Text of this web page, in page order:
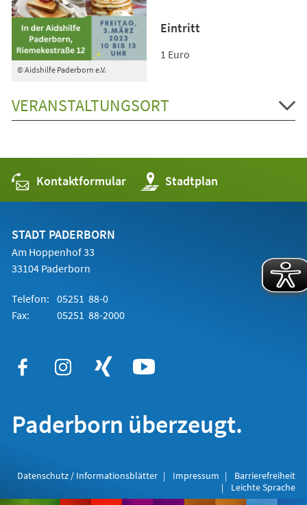
© Aidshilfe Paderborn e.V.
Eintritt
1 Euro
VERANSTALTUNGSORT
Kontaktformular Stadtplan
(Öffnet
in
einem
STADT PADERBORN
Am Hoppenhof 33
33104 Paderborn
Telefon: 05251 88-0
Fax:
05251 88-2000
Paderborn überzeugt.
Datenschutz / Informationsblätter Impressum
Barrierefreiheit
Leichte Sprache